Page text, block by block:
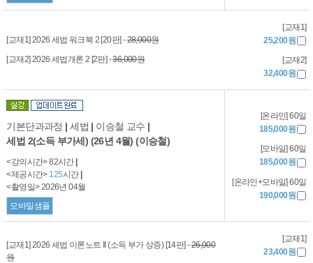
[교재1] 2026 세법 워크북 2 [20판] -28,000원
[교재2] 2026 세법개론 2 [2판] -36,000원
[교재1]
25,200원
[교재2]
32,400원
기본단과과정 | 세법 | 이승철 교수 |
세법 2(소득 부가세) (26년 4월) (이승철)
<강의시간> 82시간
<제공시간> 125시간
<촬영일> 2026년 04월
모바일샘플
[온라인] 60일
185,000원
[모바일] 60일
185,000원
[온라인+모바일] 60일
190,000원
[교재1] 2026 세법 이론노트 II (소득 부가 상증) [14판] -26,000
원
[교재1]
23,400원